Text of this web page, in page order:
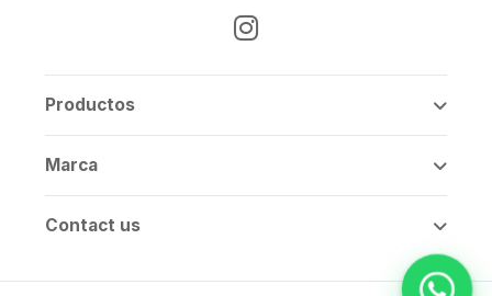
Productos
Marca
Contact us